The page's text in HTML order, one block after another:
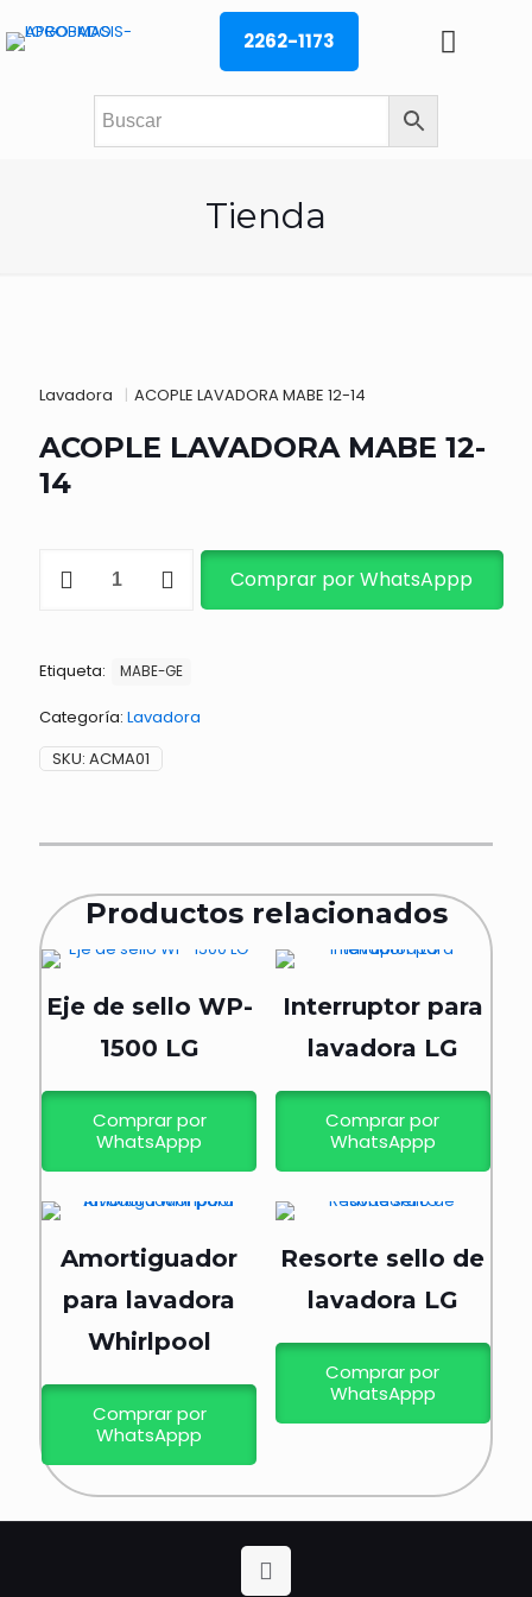
2262-1173
Tienda
Lavadora | ACOPLE LAVADORA MABE 12-14
ACOPLE LAVADORA MABE 12-
14
LAVADORA
cantidad
Comprar por WhatsAppp
Etiqueta: MABE-GE
Categoría: Lavadora
SKU: ACMA01
Productos relacionados
Eje de sello WP-
1500 LG
Comprar por
WhatsAppp
Interruptor para
lavadora LG
Comprar por
WhatsAppp
Amortiguador
para lavadora
Whirlpool
Comprar por
WhatsAppp
Resorte sello de
lavadora LG
Comprar por
WhatsAppp